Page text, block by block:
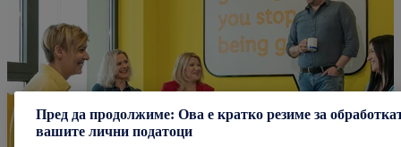
Пред да продолжиме: Ова е кратко резиме за
вашите лични податоци